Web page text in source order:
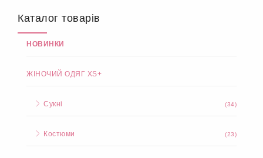
Каталог товарів
НОВИНКИ
ЖІНОЧИЙ ОДЯГ XS+
Сукні (34)
Костюми (23)